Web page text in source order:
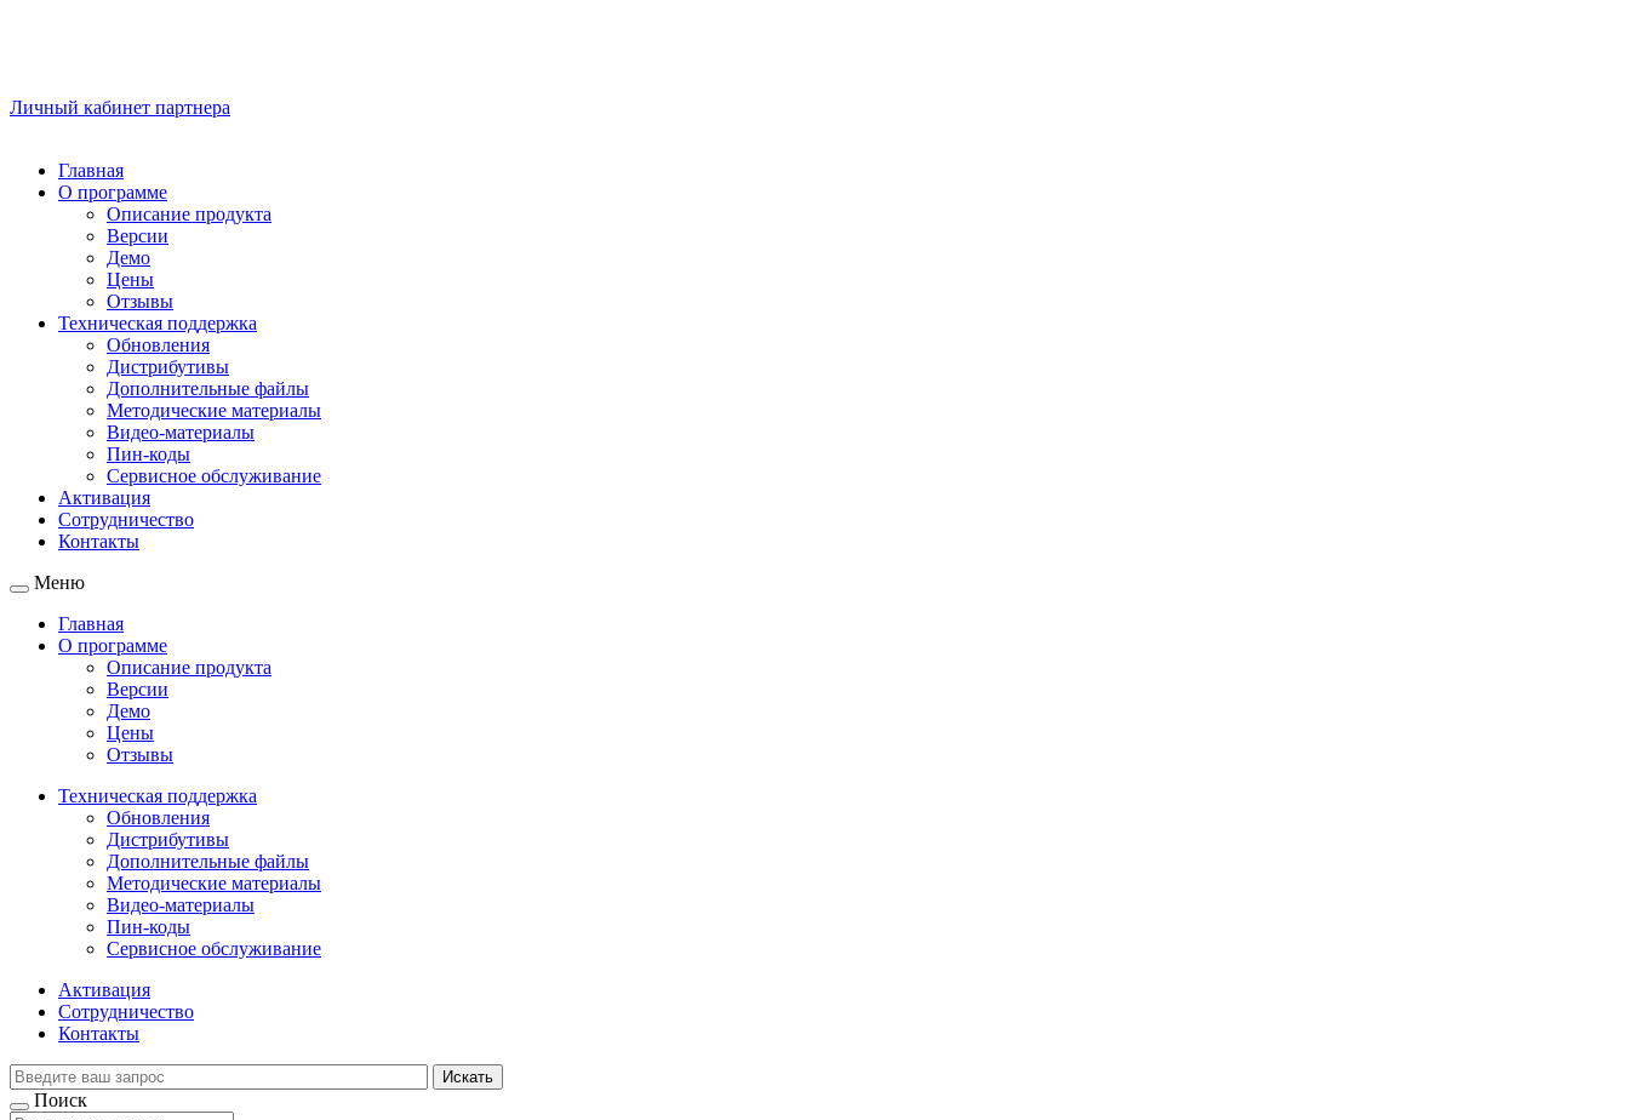
Личный кабинет партнера
Главная
О программе
Описание продукта
Версии
Демо
Цены
Отзывы
Техническая поддержка
Обновления
Дистрибутивы
Дополнительные файлы
Методические материалы
Видео-материалы
Пин-коды
Сервисное обслуживание
Активация
Сотрудничество
Контакты
Меню
Главная
О программе
Описание продукта
Версии
Демо
Цены
Отзывы
Техническая поддержка
Обновления
Дистрибутивы
Дополнительные файлы
Методические материалы
Видео-материалы
Пин-коды
Сервисное обслуживание
Активация
Сотрудничество
Контакты
Искать
Поиск